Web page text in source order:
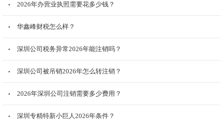
2026年办营业执照需要花多少钱？
华鑫峰财税怎么样？
深圳公司税务异常2026年能注销吗？
深圳公司被吊销2026年怎么转注销？
2026年深圳公司注销需要多少费用？
深圳专精特新小巨人2026年条件？